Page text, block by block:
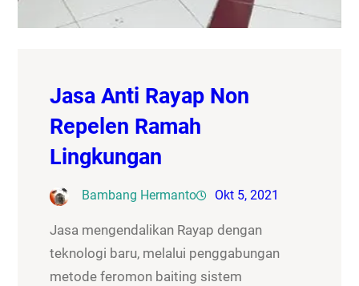
Jasa Anti Rayap Non
Repelen Ramah
Lingkungan
Bambang Hermanto Okt 5, 2021
Jasa mengendalikan Rayap dengan
teknologi baru, melalui penggabungan
metode feromon baiting sistem